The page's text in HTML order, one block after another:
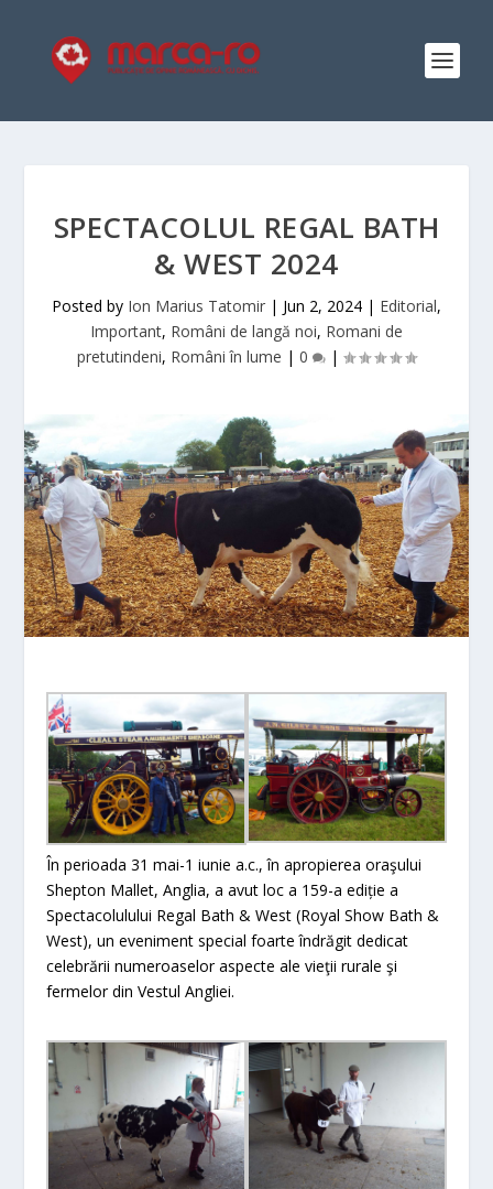
SPECTACOLUL REGAL BATH
& WEST 2024
Posted by Ion Marius Tatomir | Jun 2, 2024 | Editorial,
Important, Români de langă noi, Romani de
pretutindeni, Români în lume | 0 |
În perioada 31 mai-1 iunie a.c., în apropierea oraşului
Shepton Mallet, Anglia, a avut loc a 159-a ediție a
Spectacolulului Regal Bath & West (Royal Show Bath &
West), un eveniment special foarte îndrăgit dedicat
celebrării numeroaselor aspecte ale vieţii rurale şi
fermelor din Vestul Angliei.